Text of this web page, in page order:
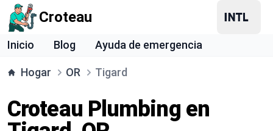
Croteau
Inicio Blog Ayuda de emergencia
Hogar OR Tigard
Croteau Plumbing en